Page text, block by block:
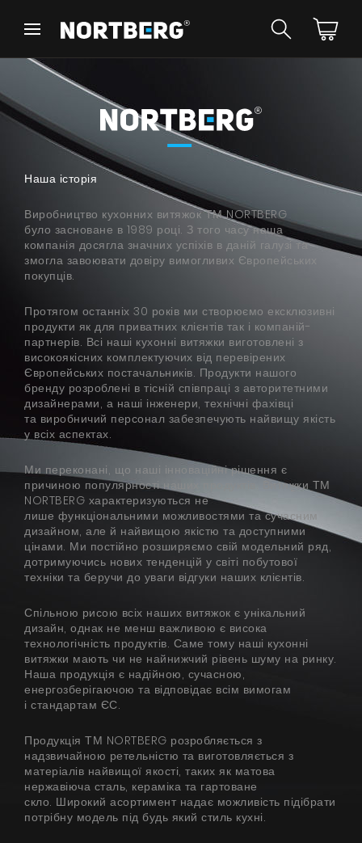
Назад
Новинки
Витяжки Острівні
Витяжки Пристінні
Витяжки Вбудовані
Витяжки Рустикальні
Витяжки Стельові
Витяжки Декоративні
Витяжки Повновбудовані
Витяжки Телескопічні
Витяжки Інтегровані
Взірці кольорів
Серія Super Silent
Nortberg Тихий Дім
Витяжки з турбіною на даху будинку
Nortberg Тиха Кухня
Витяжки з турбіною за межами кухнної кімнати
Назад
БАЧИТИ ВСЕ
Інструкції
БАЧИТИ ВСЕ
FAQ - часті питання
БАЧИТИ ВСЕ
Технічна підтримка
FAQ
Гарантія
Поради
Сервіс
Інструкції
Наша історія
Виробництво кухонних витяжок ТМ NORTBERG
було засноване в 1989 році. З того часу наша
компанія досягла значних успіхів в даній галузі та
змогла завоювати довіру вимогливих Європейських
покупців.
Протягом останніх 30 років ми створюємо ексклюзивні
продукти як для приватних клієнтів так і компаній-
партнерів. Всі наші кухонні витяжки виготовлені з
високоякісних комплектуючих від перевірених
Європейських постачальників. Продукти нашого
бренду розроблені в тісній співпраці з авторитетними
дизайнерами, а наші інженери, технічні фахівці
та виробничий персонал забезпечують найвищу якість
у всіх аспектах.
Ми переконані, що наші інноваційні рішення є
причиною популярності наших продуктів. Витяжки ТМ
NORTBERG характеризуються не
лише функціональними можливостями та сучасним
дизайном, але й найвищою якістю та доступними
цінами. Ми постійно розширяємо свій модельний ряд,
дотримуючись нових тенденцій у світі побутової
техніки та беручи до уваги відгуки наших клієнтів.
Спільною рисою всіх наших витяжок є унікальний
дизайн, однак не менш важливою є висока
технологічність продуктів. Саме тому наші кухонні
витяжки мають чи не найнижчий рівень шуму на ринку.
Наша продукція є надійною, сучасною,
енергозберігаючою та відповідає всім вимогам
і стандартам ЄС.
Продукція ТМ NORTBERG розробляється з
надзвичайною ретельністю та виготовляється з
матеріалів найвищої якості, таких як матова
нержавіюча сталь, кераміка та гартоване
скло. Широкий асортимент надає можливість підібрати
потрібну модель під будь який стиль кухні.